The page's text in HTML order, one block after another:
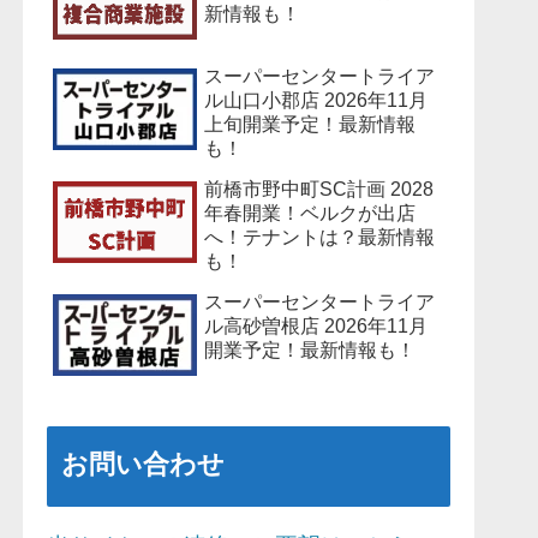
新情報も！
スーパーセンタートライア
ル山口小郡店 2026年11月
上旬開業予定！最新情報
も！
前橋市野中町SC計画 2028
年春開業！ベルクが出店
へ！テナントは？最新情報
も！
スーパーセンタートライア
ル高砂曽根店 2026年11月
開業予定！最新情報も！
お問い合わせ